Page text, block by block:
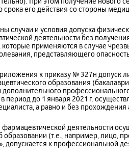
его действия со стороны
случаи и условия допуска
деятельности без
которые применяются в случае
представляющего
к приказу № 327н допуск
образования
до 1 января 2021 г.
а равно и без прохождения
деятельности
образовании (т.е., например, лицо,
допускается к профессиональной